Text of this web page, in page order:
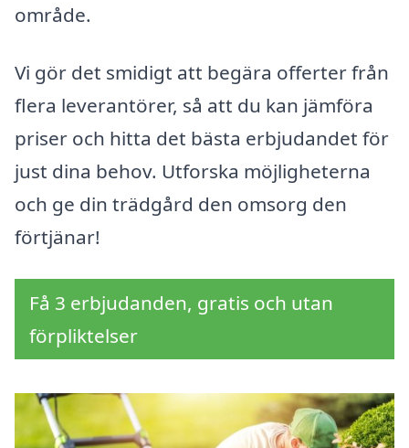
område.
Vi gör det smidigt att begära offerter från
flera leverantörer, så att du kan jämföra
priser och hitta det bästa erbjudandet för
just dina behov. Utforska möjligheterna
och ge din trädgård den omsorg den
förtjänar!
Få 3 erbjudanden, gratis och utan
förpliktelser